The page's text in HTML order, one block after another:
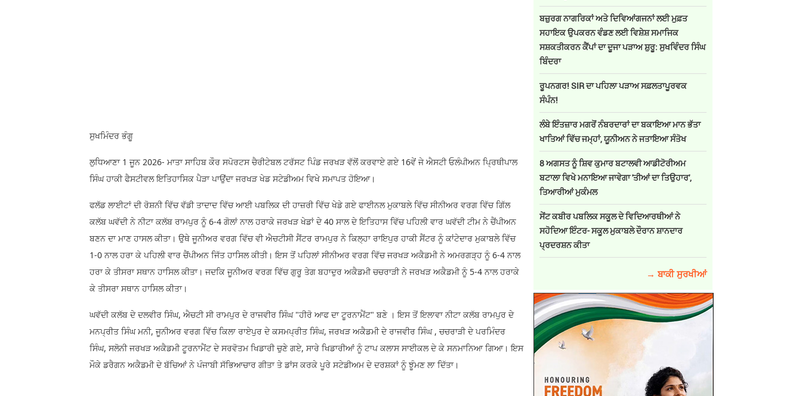
ਸੁਖਮਿੰਦਰ ਭੰਗੂ
ਲੁਧਿਆਣਾ 1 ਜੂਨ 2026- ਮਾਤਾ ਸਾਹਿਬ ਕੌਰ ਸਪੋਰਟਸ ਚੈਰੀਟੇਬਲ ਟਰੱਸਟ ਪਿੰਡ ਜਰਖੜ ਵੱਲੋਂ ਕਰਵਾਏ ਗਏ 16ਵੇਂ ਜੇ ਐਸਟੀ ਓਲੰਪੀਅਨ ਪ੍ਰਿਥੀਪਾਲ
ਸਿੰਘ ਹਾਕੀ ਫੈਸਟੀਵਲ ਇਤਿਹਾਸਿਕ ਪੈੜਾ ਪਾਉਂਦਾ ਜਰਖੜ ਖੇਡ ਸਟੇਡੀਅਮ ਵਿਖੇ ਸਮਾਪਤ ਹੋਇਆ।
ਫਲੱਡ ਲਾਈਟਾਂ ਦੀ ਰੋਸ਼ਨੀ ਵਿੱਚ ਵੱਡੀ ਤਾਦਾਦ ਵਿੱਚ ਆਈ ਪਬਲਿਕ ਦੀ ਹਾਜ਼ਰੀ ਵਿੱਚ ਖੇਡੇ ਗਏ ਫਾਈਨਲ ਮੁਕਾਬਲੇ ਵਿੱਚ ਸੀਨੀਅਰ ਵਰਗ ਵਿੱਚ ਗਿੱਲ
ਕਲੱਬ ਘਵੱਦੀ ਨੇ ਨੀਟਾ ਕਲੱਬ ਰਾਮਪੁਰ ਨੂੰ 6-4 ਗੋਲਾਂ ਨਾਲ ਹਰਾਕੇ ਜਰਖੜ ਖੇਡਾਂ ਦੇ 40 ਸਾਲ ਦੇ ਇਤਿਹਾਸ ਵਿੱਚ ਪਹਿਲੀ ਵਾਰ ਘਵੱਦੀ ਟੀਮ ਨੇ ਚੈਂਪੀਅਨ
ਬਣਨ ਦਾ ਮਾਣ ਹਾਸਲ ਕੀਤਾ। ਉਥੇ ਜੂਨੀਅਰ ਵਰਗ ਵਿੱਚ ਵੀ ਐਚਟੀਸੀ ਸੈਂਟਰ ਰਾਮਪੁਰ ਨੇ ਕਿਲ੍ਹਾ ਰਾਇਪੁਰ ਹਾਕੀ ਸੈਂਟਰ ਨੂੰ ਕਾਂਟੇਦਾਰ ਮੁਕਾਬਲੇ ਵਿੱਚ
1-0 ਨਾਲ ਹਰਾ ਕੇ ਪਹਿਲੀ ਵਾਰ ਚੈਂਪੀਅਨ ਜਿੱਤ ਹਾਸਿਲ ਕੀਤੀ। ਇਸ ਤੋਂ ਪਹਿਲਾਂ ਸੀਨੀਅਰ ਵਰਗ ਵਿੱਚ ਜਰਖੜ ਅਕੈਡਮੀ ਨੇ ਅਮਰਗੜ੍ਹ ਨੂੰ 6-4 ਨਾਲ
ਹਰਾ ਕੇ ਤੀਸਰਾ ਸਥਾਨ ਹਾਸਿਲ ਕੀਤਾ। ਜਦਕਿ ਜੂਨੀਅਰ ਵਰਗ ਵਿੱਚ ਗੁਰੂ ਤੇਗ ਬਹਾਦੁਰ ਅਕੈਡਮੀ ਚਚਰਾੜੀ ਨੇ ਜਰਖੜ ਅਕੈਡਮੀ ਨੂੰ 5-4 ਨਾਲ ਹਰਾਕੇ
ਕੇ ਤੀਸਰਾ ਸਥਾਨ ਹਾਸਿਲ ਕੀਤਾ।
ਘਵੱਦੀ ਕਲੱਬ ਦੇ ਦਲਵੀਰ ਸਿੰਘ, ਐਚਟੀ ਸੀ ਰਾਮਪੁਰ ਦੇ ਰਾਜਵੀਰ ਸਿੰਘ "ਹੀਰੋ ਆਫ ਦਾ ਟੂਰਨਾਮੈਂਟ" ਬਣੇ । ਇਸ ਤੋਂ ਇਲਾਵਾ ਨੀਟਾ ਕਲੱਬ ਰਾਮਪੁਰ ਦੇ
ਮਨਪ੍ਰੀਤ ਸਿੰਘ ਮਨੀ, ਜੂਨੀਅਰ ਵਰਗ ਵਿੱਚ ਕਿਲਾ ਰਾਏਪੁਰ ਦੇ ਕਸਮਪ੍ਰੀਤ ਸਿੰਘ, ਜਰਖੜ ਅਕੈਡਮੀ ਦੇ ਰਾਜਵੀਰ ਸਿੰਘ , ਚਚਰਾੜੀ ਦੇ ਪਰਮਿੰਦਰ
ਸਿੰਘ, ਸਲੋਨੀ ਜਰਖੜ ਅਕੈਡਮੀ ਟੂਰਨਾਮੈਂਟ ਦੇ ਸਰਵੋਤਮ ਖਿਡਾਰੀ ਚੁਣੇ ਗਏ, ਸਾਰੇ ਖਿਡਾਰੀਆਂ ਨੂੰ ਟਾਪ ਕਲਾਸ ਸਾਈਕਲ ਦੇ ਕੇ ਸਨਮਾਨਿਆ ਗਿਆ। ਇਸ
ਮੌਕੇ ਡਰੈਗਨ ਅਕੈਡਮੀ ਦੇ ਬੱਚਿਆਂ ਨੇ ਪੰਜਾਬੀ ਸੱਭਿਆਚਾਰ ਗੀਤਾ ਤੇ ਡਾਂਸ ਕਰਕੇ ਪੂਰੇ ਸਟੇਡੀਅਮ ਦੇ ਦਰਸ਼ਕਾਂ ਨੂੰ ਝੂੰਮਣ ਲਾ ਦਿੱਤਾ।
ਬਜ਼ੁਰਗ ਨਾਗਰਿਕਾਂ ਅਤੇ ਦਿਵਿਆਂਗਜਨਾਂ ਲਈ ਮੁਫ਼ਤ
ਸਹਾਇਕ ਉਪਕਰਨ ਵੰਡਣ ਲਈ ਵਿਸ਼ੇਸ਼ ਸਮਾਜਿਕ
ਸਸ਼ਕਤੀਕਰਨ ਕੈਂਪਾਂ ਦਾ ਦੂਜਾ ਪੜਾਅ ਸ਼ੁਰੂ: ਸੁਖਵਿੰਦਰ ਸਿੰਘ
ਬਿੰਦਰਾ
ਰੂਪਨਗਰ! SIR ਦਾ ਪਹਿਲਾ ਪੜਾਅ ਸਫ਼ਲਤਾਪੂਰਵਕ
ਸੰਪੰਨ!
ਲੰਬੇ ਇੰਤਜ਼ਾਰ ਮਗਰੋਂ ਨੰਬਰਦਾਰਾਂ ਦਾ ਬਕਾਇਆ ਮਾਨ ਭੱਤਾ
ਖਾਤਿਆਂ ਵਿੱਚ ਜਮ੍ਹਾਂ, ਯੂਨੀਅਨ ਨੇ ਜਤਾਇਆ ਸੰਤੋਖ
8 ਅਗਸਤ ਨੂੰ ਸ਼ਿਵ ਕੁਮਾਰ ਬਟਾਲਵੀ ਆਡੀਟੋਰੀਅਮ
ਬਟਾਲਾ ਵਿਖੇ ਮਨਾਇਆ ਜਾਵੇਗਾ 'ਤੀਆਂ ਦਾ ਤਿਉਹਾਰ',
ਤਿਆਰੀਆਂ ਮੁਕੰਮਲ
ਸੇਂਟ ਕਬੀਰ ਪਬਲਿਕ ਸਕੂਲ ਦੇ ਵਿਦਿਆਰਥੀਆਂ ਨੇ
ਸਹੋਦਿਆ ਇੰਟਰ- ਸਕੂਲ ਮੁਕਾਬਲੇ ਦੌਰਾਨ ਸ਼ਾਨਦਾਰ
ਪ੍ਰਦਰਸ਼ਨ ਕੀਤਾ
→ ਬਾਕੀ ਸੁਰਖੀਆਂ